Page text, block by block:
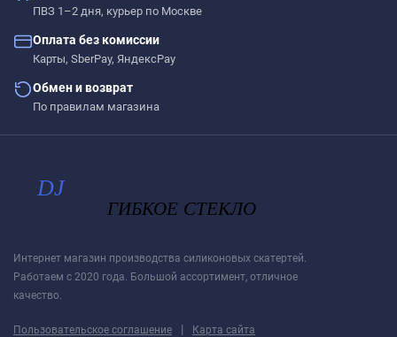
ПВЗ 1–2 дня, курьер по Москве
Оплата без комиссии
Карты, SberPay, ЯндексPay
Обмен и возврат
По правилам магазина
Интернет магазин производства силиконовых скатертей.
Работаем с 2020 года. Большой ассортимент, отличное
качество.
Пользовательское соглашение | Карта сайта